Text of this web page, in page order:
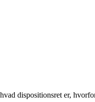
dispositionsret er,